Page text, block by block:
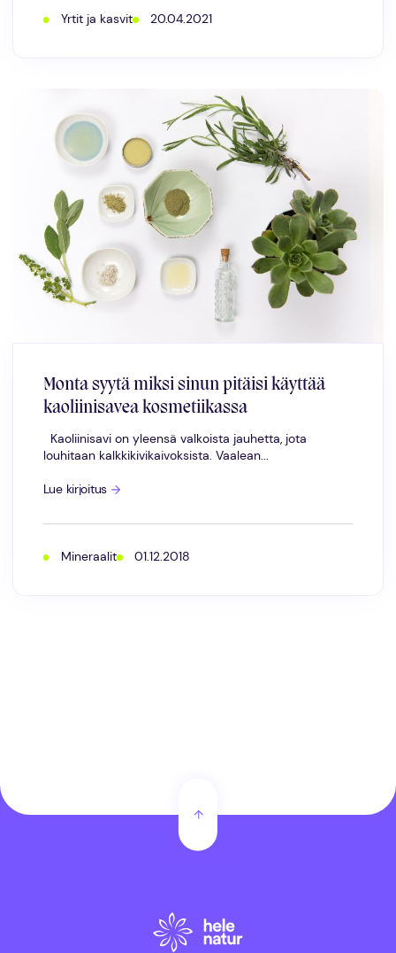
tuotteet
Yrtit ja kasvit 20.04.2021
Monta syytä miksi sinun pitäisi käyttää
kaoliinisavea kosmetiikassa
Kaoliinisavi on yleensä valkoista jauhetta, jota
louhitaan kalkkikivikaivoksista. Vaalean...
Lue kirjoitusMonta
sinun
kaoliinisavea
Mineraalit 01.12.2018